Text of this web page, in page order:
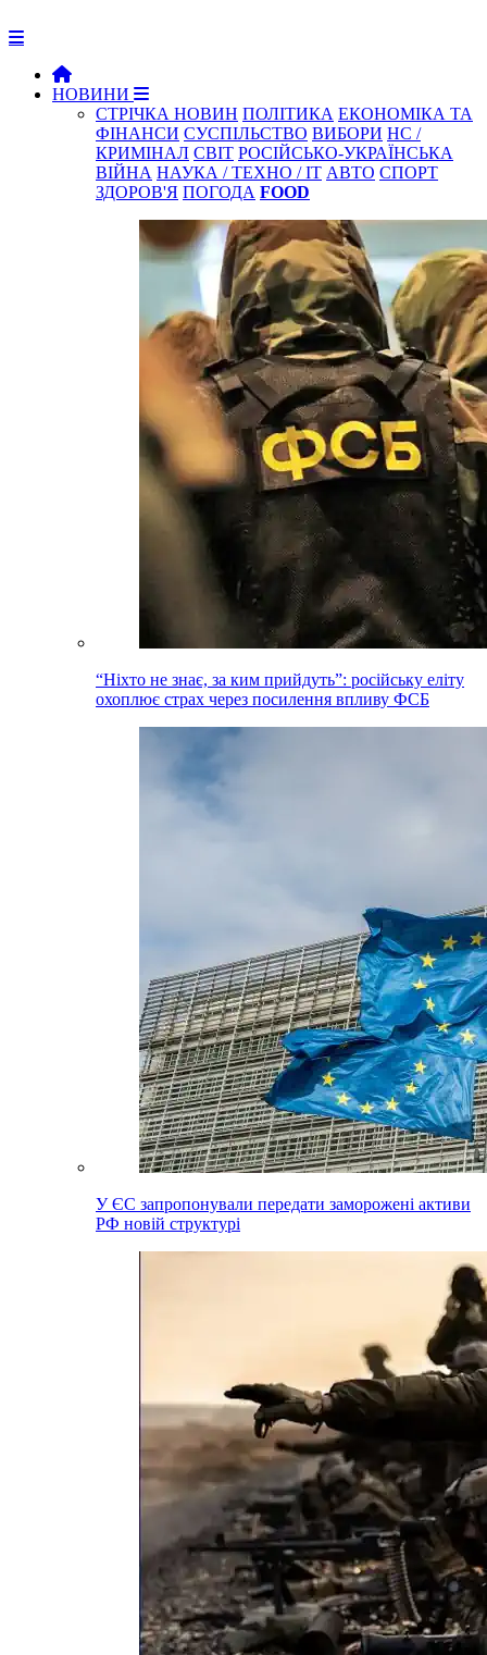
НОВИНИ
СТРІЧКА НОВИН ПОЛІТИКА ЕКОНОМІКА ТА
ФІНАНСИ СУСПІЛЬСТВО ВИБОРИ НС /
КРИМІНАЛ СВІТ РОСІЙСЬКО-УКРАЇНСЬКА
ВІЙНА НАУКА / ТЕХНО / IT АВТО СПОРТ
ЗДОРОВ'Я ПОГОДА FOOD
“Ніхто не знає, за ким прийдуть”: російську еліту
охоплює страх через посилення впливу ФСБ
У ЄС запропонували передати заморожені активи
РФ новій структурі